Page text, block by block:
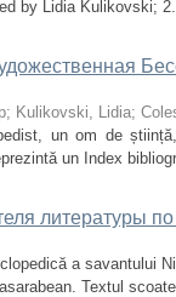
by Lidia Kulikovski;
; Kulikovski, Lidia;
un om de
un Index
литературы
a savantului
Textul